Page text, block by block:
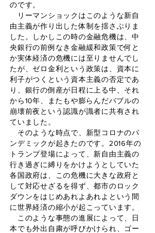
のです。
リーマンショックはこのような新自
由主義が作り出した体制を揺さぶりま
した。しかしこの時の金融危機は、中
央銀行の前例なき金融緩和政策で何と
か実体経済の危機には至りませんでし
たが、ゼロ金利という政策は、資本に
利子がつくという資本主義の否定であ
り、銀行の倒産が日程に上る中、それ
から10年、またもや膨らんだバブルの
崩壊前夜という認識が識者に共有され
ていました。
そのような時点で、新型コロナのパ
ンデミックが起きたのです。2016年の
トランプ登場によって、新自由主義の
行き過ぎに縛りをかけようとしていた
各国政府は、この危機に大きな政府と
して対応せざるを得ず、都市のロック
ダウンをはじめあれよあれよという間
に世界経済の縮小が起こっています。
このような事態の進展によって、日
本でも外出自粛が呼びかけられ、ゴー